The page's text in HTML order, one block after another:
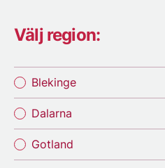
Välj region:
Blekinge
Dalarna
Gotland